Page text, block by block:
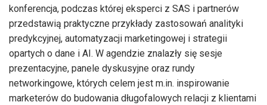
konferencja, podczas której eksperci z SAS i partnerów
przedstawią praktyczne przykłady zastosowań analityki
predykcyjnej, automatyzacji marketingowej i strategii
opartych o dane i AI. W agendzie znalazły się sesje
prezentacyjne, panele dyskusyjne oraz rundy
networkingowe, których celem jest m.in. inspirowanie
marketerów do budowania długofalowych relacji z klientami